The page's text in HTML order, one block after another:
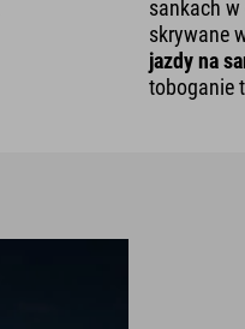
sankach
skrywane
jazdy na
toboganie